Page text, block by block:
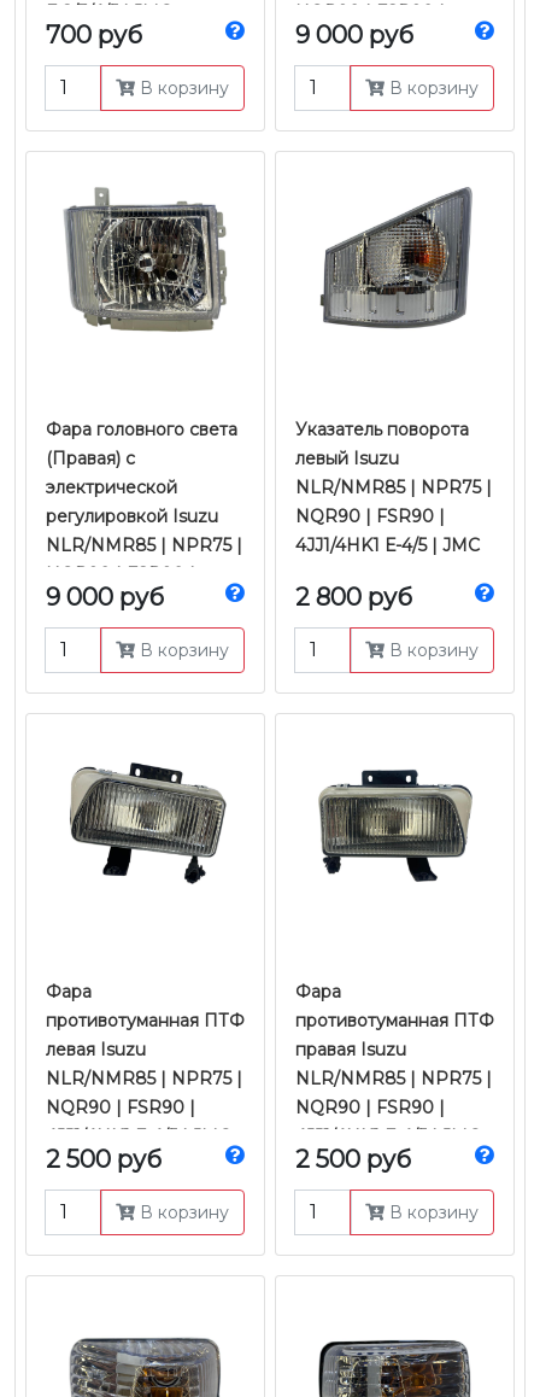
Е-2/3/4/5 | JMC
700 руб
В корзину
NQR90 | FSR90 |
FVR34 |
4JJ1/4HK1/6HK1 Е-4/5 |
JMC
9 000 руб
В корзину
Фара головного света
(Правая) с
электрической
регулировкой Isuzu
NLR/NMR85 | NPR75 |
NQR90 | FSR90 |
FVR34 |
4JJ1/4HK1/6HK1 Е-4/5 |
JMC
9 000 руб
В корзину
Указатель поворота
левый Isuzu
NLR/NMR85 | NPR75 |
NQR90 | FSR90 |
4JJ1/4HK1 Е-4/5 | JMC
2 800 руб
В корзину
Фара
противотуманная ПТФ
левая Isuzu
NLR/NMR85 | NPR75 |
NQR90 | FSR90 |
4JJ1/4HK1 Е-4/5 | JMC
2 500 руб
В корзину
Фара
противотуманная ПТФ
правая Isuzu
NLR/NMR85 | NPR75 |
NQR90 | FSR90 |
4JJ1/4HK1 Е-4/5 | JMC
2 500 руб
В корзину